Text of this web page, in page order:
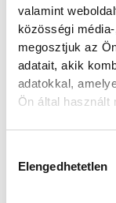
valamint
közösségi
megosztjuk az
adatait, akik
adatokkal,
Ön által használt
Elengedhetetlen